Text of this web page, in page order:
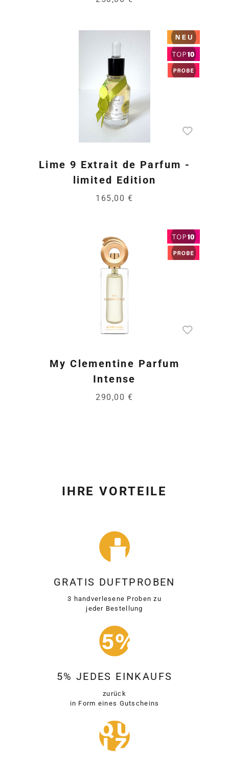
Lime 9 Extrait de Parfum -
limited Edition
165,00 €
My Clementine Parfum
Intense
290,00 €
IHRE VORTEILE
GRATIS DUFTPROBEN
3 handverlesene Proben zu
jeder Bestellung
5% JEDES EINKAUFS
zurück
in Form eines Gutscheins